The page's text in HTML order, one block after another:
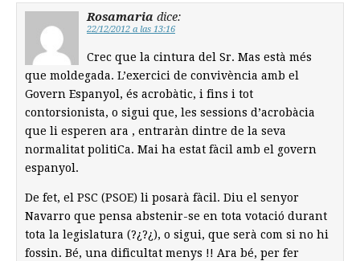
Rosamaria dice:
22/12/2012 a las 13:16
Crec que la cintura del Sr. Mas està més
que moldegada. L’exercici de convivència amb el
Govern Espanyol, és acrobàtic, i fins i tot
contorsionista, o sigui que, les sessions d’acrobàcia
que li esperen ara , entraràn dintre de la seva
normalitat politiCa. Mai ha estat fàcil amb el govern
espanyol.
De fet, el PSC (PSOE) li posarà fàcil. Diu el senyor
Navarro que pensa abstenir-se en tota votació durant
tota la legislatura (?¿?¿), o sigui, que serà com si no hi
fossin. Bé, una dificultat menys !! Ara bé, per fer